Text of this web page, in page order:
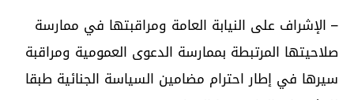
– الإشراف على النيابة العامة ومراقبتها في ممارسة
صلاحيتها المرتبطة بممارسة الدعوى العمومية ومراقبة
سيرها في إطار احترام مضامين السياسة الجنائية طبقا